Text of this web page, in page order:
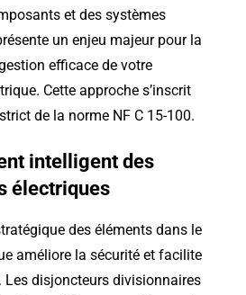
et des systèmes
un enjeu majeur pour la
efficace de votre
Cette approche s’inscrit
de la norme NF C 15-100.
intelligent des
électriques
des éléments dans le
améliore la sécurité et facilite
Les disjoncteurs divisionnaires